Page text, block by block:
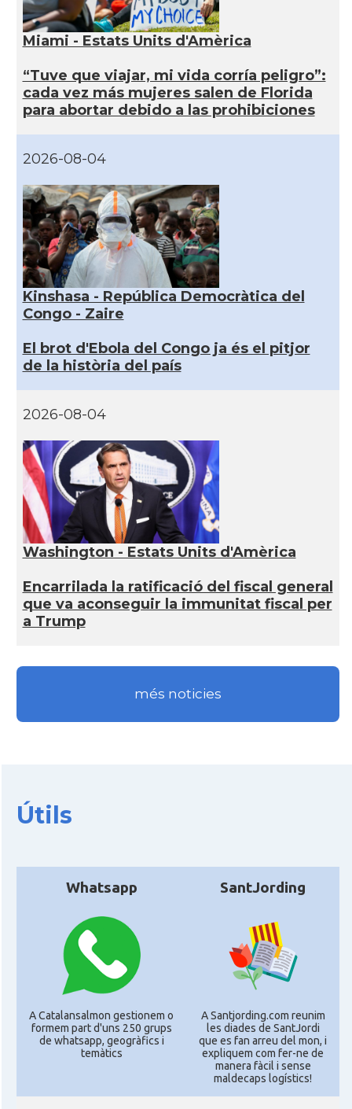
Miami - Estats Units d'Amèrica
“Tuve que viajar, mi vida corría peligro”:
cada vez más mujeres salen de Florida
para abortar debido a las prohibiciones
2026-08-04
Kinshasa - República Democràtica del
Congo - Zaire
El brot d'Ebola del Congo ja és el pitjor
de la història del país
2026-08-04
Washington - Estats Units d'Amèrica
Encarrilada la ratificació del fiscal general
que va aconseguir la immunitat fiscal per
a Trump
més noticies
Útils
Whatsapp
A Catalansalmon gestionem o
formem part d'uns 250 grups
de whatsapp, geogràfics i
temàtics
SantJording
A Santjording.com reunim
les diades de SantJordi
que es fan arreu del mon, i
expliquem com fer-ne de
manera fàcil i sense
maldecaps logí­stics!